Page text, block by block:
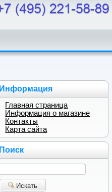
Информация
Главная страница
Информация о магазине
Контакты
Карта сайта
Поиск
Искать